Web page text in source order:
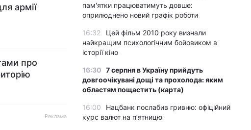
армії
про
Реклама
пам'ятки працюватимуть довше:
оприлюднено новий графік роботи
16:32
Цей фільм 2010 року визнали
найкращим психологічним бойовиком в
історії кіно
16:30 7 серпня в Україну прийдуть
довгоочікувані дощі та прохолода: яким
областям пощастить (карта)
16:00
Нацбанк послабив гривню: офіційний
курс валют на п’ятницю